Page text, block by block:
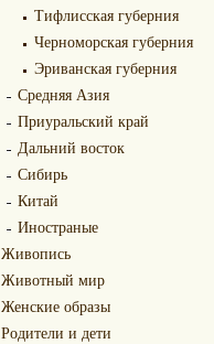
Тифлисская губерния
Черноморская губерния
Эриванская губерния
Средняя Азия
Приуральский край
Дальний восток
Сибирь
Китай
Иностраные
Живопись
Животный мир
Женские образы
Родители и дети